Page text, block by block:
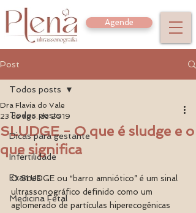
Agende
Post
Todos posts
Dicas para gestante
Infertilidade
Exames
Medicina Fetal
Todos posts
SLUDGE - O que é sludge e o
que significa
Dra Flavia do Vale
23 de ago. de 2019
O SLUDGE ou “barro amniótico” é um sinal
ultrassonográfico definido como um
aglomerado de partículas hiperecogênicas